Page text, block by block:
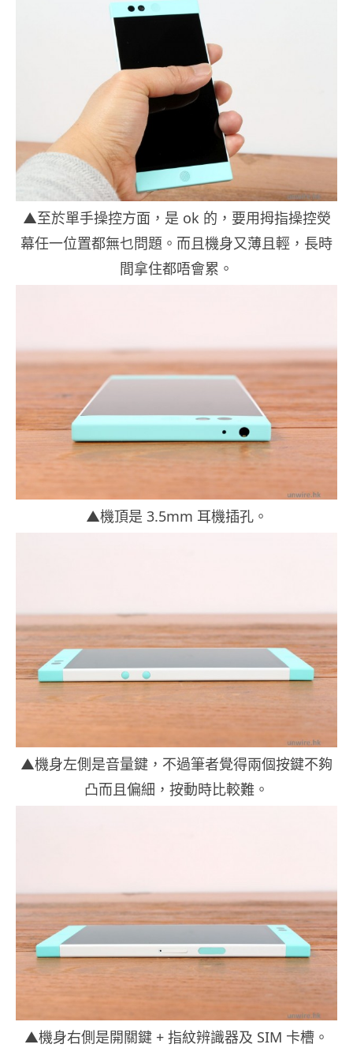
▲至於單手操控方面，是 ok 的，要用拇指操控熒
幕任一位置都無乜問題。而且機身又薄且輕，長時
間拿住都唔會累。
▲機頂是 3.5mm 耳機插孔。
▲機身左側是音量鍵，不過筆者覺得兩個按鍵不夠
凸而且偏細，按動時比較難。
▲機身右側是開關鍵 + 指紋辨識器及 SIM 卡槽。